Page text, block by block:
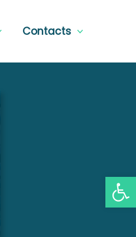
Ouvrir
Contacts